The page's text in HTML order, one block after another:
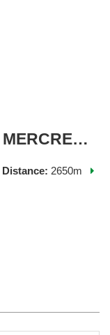
R1C8 - PRIX DE L'UNAT - MERCREDI 08 JUILLET 2026
Distance: 2650m